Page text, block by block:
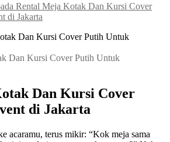
Rental Meja Kotak Dan Kursi Cover
di Jakarta
Dan Kursi Cover Putih Untuk
Dan Kursi Cover
di Jakarta
acaramu, terus mikir: “Kok meja sama